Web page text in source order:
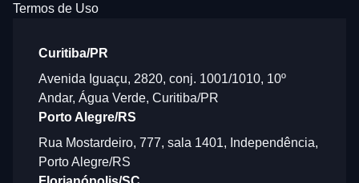
Termos de Uso
Curitiba/PR
Avenida Iguaçu, 2820, conj. 1001/1010, 10º
Andar, Água Verde, Curitiba/PR
Porto Alegre/RS
Rua Mostardeiro, 777, sala 1401, Independência,
Porto Alegre/RS